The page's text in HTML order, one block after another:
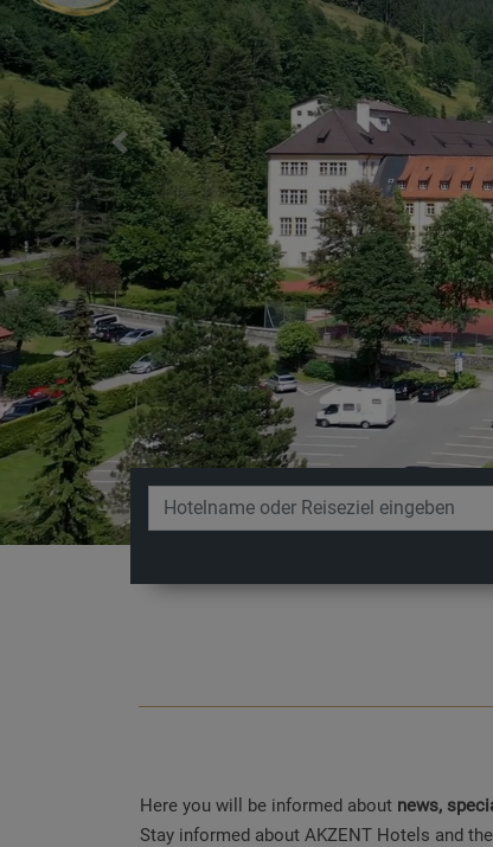
Previous
Here you will be informed about news,
Stay informed about AKZENT Hotels and